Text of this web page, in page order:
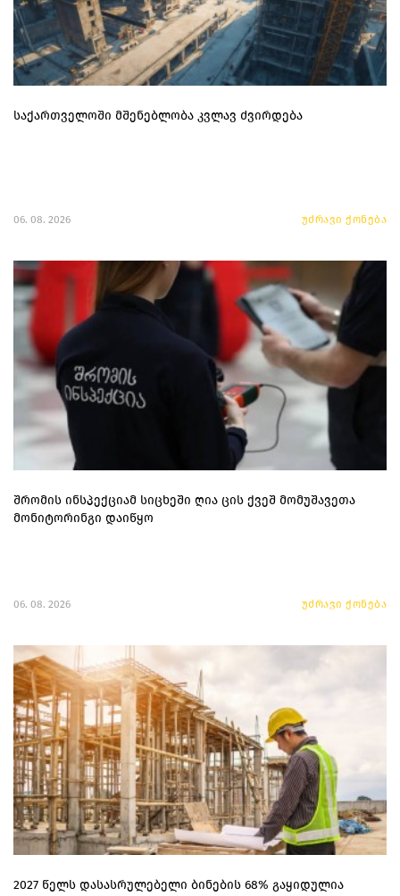
საქართველოში მშენებლობა კვლავ ძვირდება
06. 08. 2026 უძრავი ქონება
შრომის ინსპექციამ სიცხეში ღია ცის ქვეშ მომუშავეთა
მონიტორინგი დაიწყო
06. 08. 2026 უძრავი ქონება
2027 წელს დასასრულებელი ბინების 68% გაყიდულია